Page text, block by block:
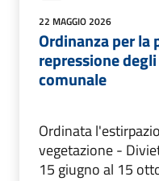
22 MAGGIO 2026
Ordinanza per la
repressione
comunale
Ordinata
vegetazione -
15 giugno al 15